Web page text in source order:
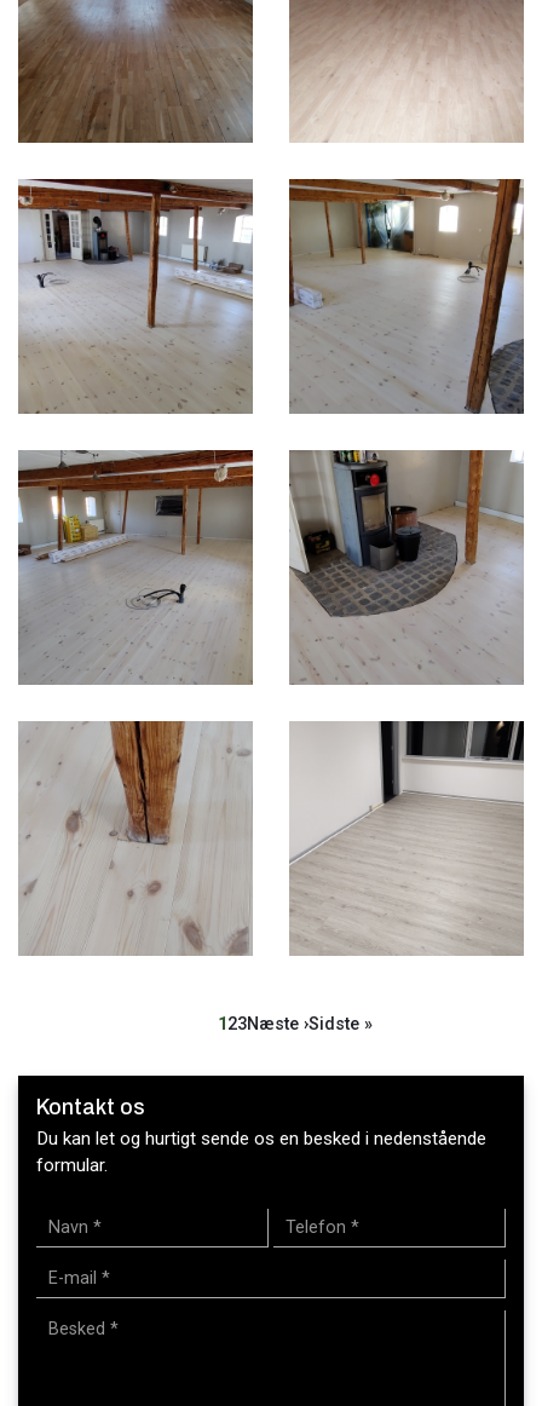
Side
1Side
2Side
3Næste
Næste ›Sidste
Sidste »
Kontakt os
Du kan let og hurtigt sende os en besked i nedenstående
formular.